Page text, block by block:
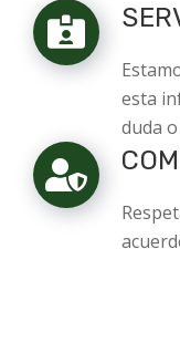
esta
duda